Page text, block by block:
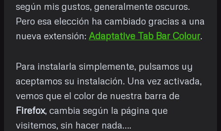
según mis gustos, generalmente oscuros.
Pero esa elección ha cambiado gracias a una
nueva extensión: Adaptative Tab Bar Colour.
Para instalarla simplemente, pulsamos uy
aceptamos su instalación. Una vez activada,
vemos que el color de nuestra barra de
Firefox, cambia según la página que
visitemos, sin hacer nada….